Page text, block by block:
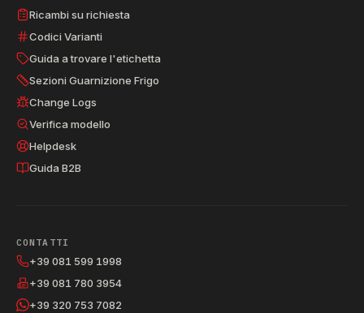
Ricambi su richiesta
Codici Varianti
Guida a trovare l'etichetta
Sezioni Guarnizione Frigo
Change Logs
Verifica modello
Helpdesk
Guida B2B
CONTATTI
+39 081 599 1998
+39 081 780 3954
+39 320 753 7082